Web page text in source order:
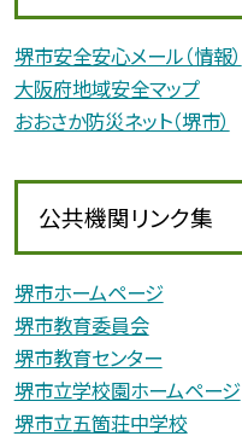
堺市安全安心メール（情報）
大阪府地域安全マップ
おおさか防災ネット（堺市）
公共機関リンク集
堺市ホームページ
堺市教育委員会
堺市教育センター
堺市立学校園ホームページ
堺市立五箇荘中学校